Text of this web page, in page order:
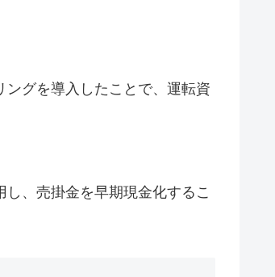
グを導入したことで、運転資
、売掛金を早期現金化するこ